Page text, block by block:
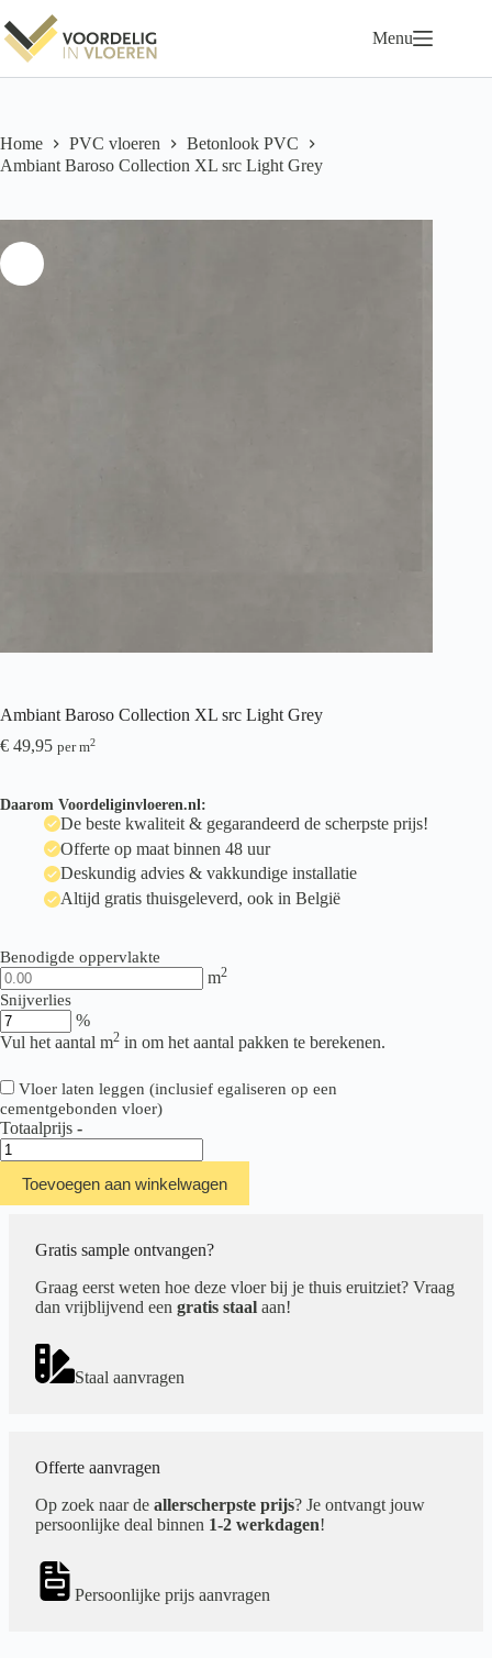
naar
de
inhoud
Menu
Home PVC vloeren
Betonlook PVC
Ambiant Baroso Collection XL src Light Grey
Ambiant Baroso Collection XL src Light Grey
€ 49,95 per m2
Daarom Voordeliginvloeren.nl:
De beste kwaliteit & gegarandeerd de scherpste prijs!
Offerte op maat binnen 48 uur
Deskundig advies & vakkundige installatie
Altijd gratis thuisgeleverd, ook in België
Benodigde oppervlakte
m2
Snijverlies
%
Vul het aantal m2 in om het aantal pakken te berekenen.
Vloer laten leggen (inclusief egaliseren op een
cementgebonden vloer)
Totaalprijs -
Ambiant
Baroso
Collection
XL
aantal
Toevoegen aan winkelwagen
Gratis sample ontvangen?
Graag eerst weten hoe deze vloer bij je thuis eruitziet? Vraag
dan vrijblijvend een gratis staal aan!
Staal aanvragen
Offerte aanvragen
Op zoek naar de allerscherpste prijs? Je ontvangt jouw
persoonlijke deal binnen 1-2 werkdagen!
Persoonlijke prijs aanvragen